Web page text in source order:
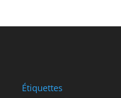
Étiquettes